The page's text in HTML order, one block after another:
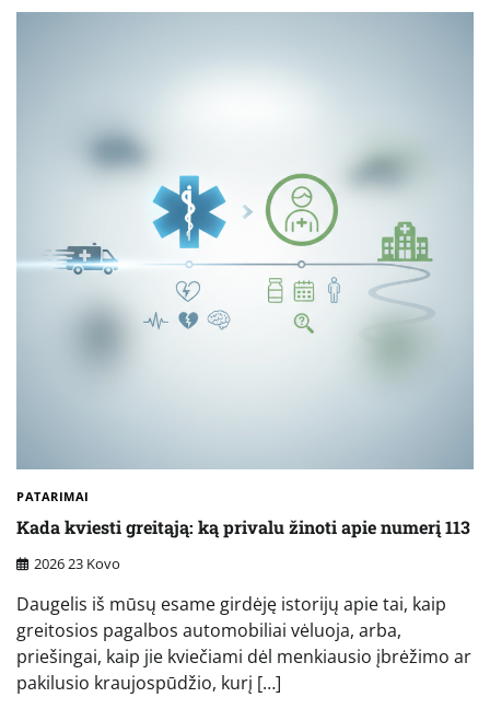
PATARIMAI
Kada kviesti greitąją: ką privalu žinoti apie numerį 113
2026 23 Kovo
Daugelis iš mūsų esame girdėję istorijų apie tai, kaip
greitosios pagalbos automobiliai vėluoja, arba,
priešingai, kaip jie kviečiami dėl menkiausio įbrėžimo ar
pakilusio kraujospūdžio, kurį […]